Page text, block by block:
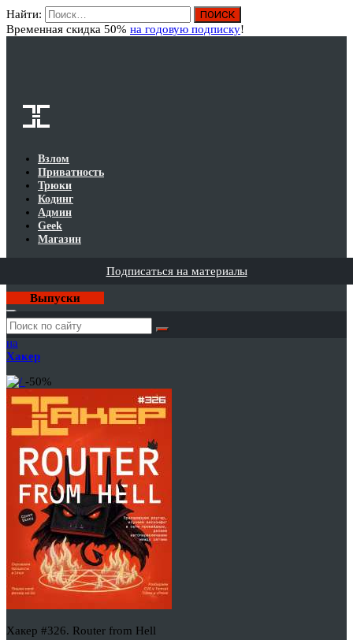
Найти:
Временная скидка 50% на годовую подписку!
Взлом
Приватность
Трюки
Кодинг
Админ
Geek
Магазин
Подписаться на материалы
Выпуски
Годовая
подписка
на
Хакер
-50%
Хакер #326. Router from Hell